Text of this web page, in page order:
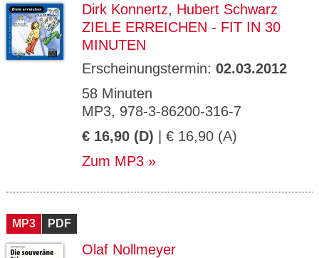
Dirk Konnertz, Hubert Schwarz
ZIELE ERREICHEN - FIT IN 30
MINUTEN
Erscheinungstermin: 02.03.2012
58 Minuten
MP3, 978-3-86200-316-7
€ 16,90 (D) | € 16,90 (A)
Zum MP3
MP3 PDF
Olaf Nollmeyer